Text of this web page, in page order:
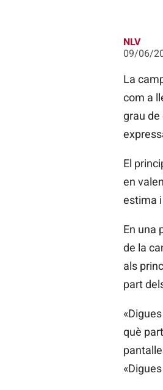
NLV
09/06/
La
com a
grau de
El
en
estima
En una
de la
als
part
què